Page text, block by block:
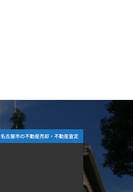
名古屋市の不動産売却・不動産査定